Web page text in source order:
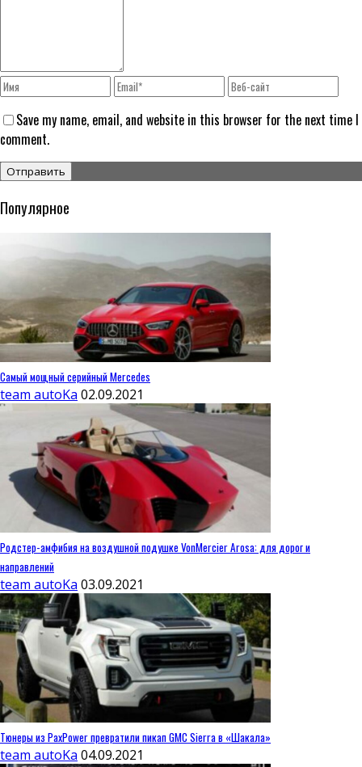
Save my name, email, and website in this browser for the next time I
comment.
Популярное
Самый мощный серийный Mercedes
team autoKa 02.09.2021
Родстер-амфибия на воздушной подушке VonMercier Arosa: для дорог и
направлений
team autoKa 03.09.2021
Тюнеры из PaxPower превратили пикап GMC Sierra в «Шакала»
team autoKa 04.09.2021